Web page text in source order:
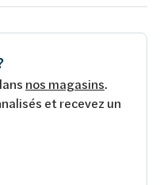
nos magasins.
et recevez un